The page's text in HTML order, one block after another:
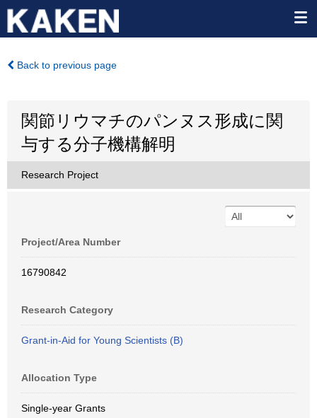
Back to previous page
関節リウマチのパンヌス形成に関
与する分子機構解明
Research Project
Project/Area Number
16790842
Research Category
Grant-in-Aid for Young Scientists (B)
Allocation Type
Single-year Grants